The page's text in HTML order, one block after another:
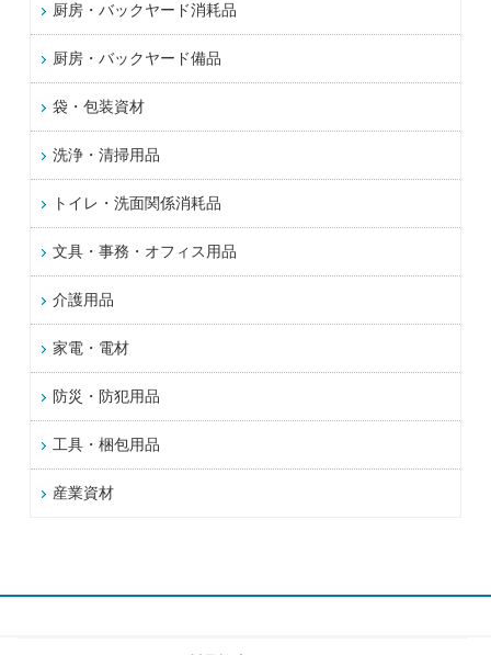
厨房・バックヤード消耗品
厨房・バックヤード備品
袋・包装資材
洗浄・清掃用品
トイレ・洗面関係消耗品
文具・事務・オフィス用品
介護用品
家電・電材
防災・防犯用品
工具・梱包用品
産業資材